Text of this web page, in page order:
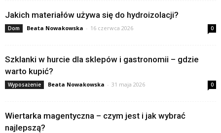
Jakich materiałów używa się do hydroizolacji?
Dom Beata Nowakowska - 16 czerwca 2026 0
Szklanki w hurcie dla sklepów i gastronomii – gdzie
warto kupić?
Wyposażenie Beata Nowakowska - 31 maja 2026 0
Wiertarka magentyczna – czym jest i jak wybrać
najlepszą?